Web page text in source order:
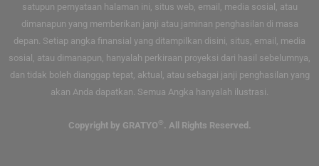
satupun pernyataan halaman ini, situs web, email, media sosial, atau
dimanapun yang memberikan janji atau jaminan penghasilan di masa
depan. Setiap angka finansial yang ditampilkan disini, situs, email, media
sosial, atau dimanapun, hanyalah perkiraan proyeksi dari hasil sebelumnya,
dan tidak boleh dianggap tepat, aktual, atau sebagai janji penghasilan yang
akan Anda dapatkan. Semua Angka hanyalah ilustrasi.
Copyright by GRATYO ® . All Rights Reserved.